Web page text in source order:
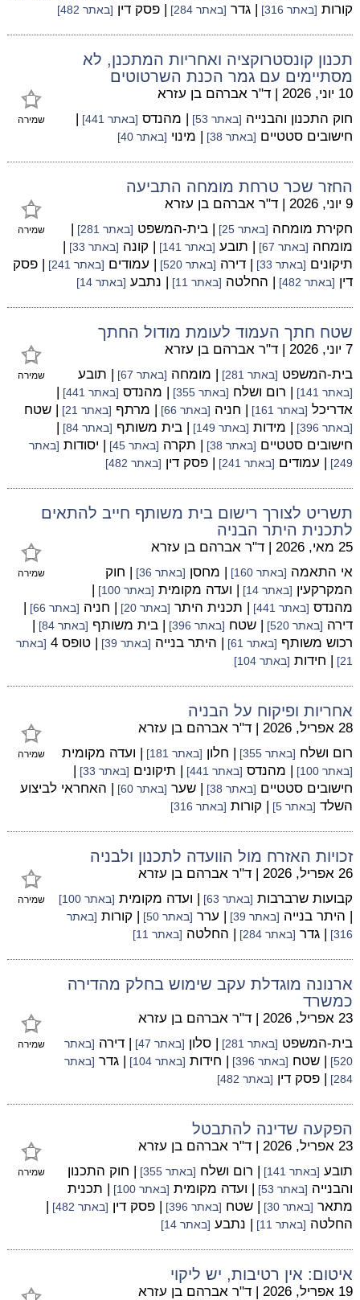
קורות [באתר 316] | גדר [באתר 284] | פסק דין [באתר 482]
תכנון קונסטרוקציה ואחריות המתכנן, לא
מסתיימים עם גמר הכנת השרטוטים
שמירה
10 יוני, 2026 | ד"ר אברהם בן עזרא
חוק התכנון והבנייה [באתר 53] | מהנדס [באתר 441]
|
חישובים סטטיים [באתר 38] | מינוי [באתר 40]
החזר שכר טרחת מומחה התביעה
שמירה
9 יוני, 2026 | ד"ר אברהם בן עזרא
חקירת מומחה [באתר 25] | בית-המשפט [באתר 281]
|
מומחה [באתר 67] | תובע [באתר 141] | קונה [באתר 33]
|
תיקונים [באתר 33] | דירה [באתר 520] | עמודים [באתר 241]
| פסק
דין [באתר 482] | החלטה [באתר 11] | נתבע [באתר 14]
שטח חתך העמוד לעומת מודול החתך
שמירה
7 יוני, 2026 | ד"ר אברהם בן עזרא
בית-המשפט [באתר 281] | מומחה [באתר 67] | תובע
[באתר 141] | רום ושלח [באתר 355] | מהנדס [באתר 441]
|
אדריכל [באתר 161] | חניה [באתר 66] | מרתף [באתר 21] | שטח
[באתר 396] | מידות [באתר 149] | בית משותף [באתר 84]
|
חישובים סטטיים [באתר 38] | תקרה [באתר 45] | יסודות [באתר
249]
| עמודים [באתר 241] | פסק דין [באתר 482]
תשריט לצורך רישום בית משותף חייב להתאים
לתכנית היתר הבניה
שמירה
25 מאי, 2026 | ד"ר אברהם בן עזרא
אי התאמה [באתר 160] | מחסן [באתר 36]
| חוק
המקרקעין [באתר 14] | ועדה מקומית [באתר 100]
|
מהנדס [באתר 441] | תכנית היתר [באתר 20] | חניה [באתר 66]
|
דירה [באתר 520] | שטח [באתר 396] | בית משותף [באתר 84]
|
רכוש משותף [באתר 61] | היתר בנייה [באתר 39] | טופס 4
[באתר
21]
| חידות [באתר 104]
אחריות ופיקוח על הבניה
שמירה
28 אפריל, 2026 | ד"ר אברהם בן עזרא
רום ושלח [באתר 355] | חלון [באתר 181] | ועדה מקומית
[באתר 100] | מהנדס [באתר 441] | תיקונים [באתר 33]
|
חישובים סטטיים [באתר 38] | שער [באתר 60]
| האחראי לביצוע
השלד [באתר 5] | קורות [באתר 316]
זכויות האזרח מול הוועדה לתכנון ולבניה
שמירה
26 אפריל, 2026 | ד"ר אברהם בן עזרא
קבועות שרברבות [באתר 63] | ועדה מקומית [באתר 100]
| היתר בנייה [באתר 39] | ערר [באתר 50] | קורות [באתר
316]
| גדר [באתר 284] | החלטה [באתר 11]
ארנונה מוגדלת עקב שימוש בחלק מהדירה
כמשרד
שמירה
23 אפריל, 2026 | ד"ר אברהם בן עזרא
בית-המשפט [באתר 281] | סלון [באתר 47] | דירה [באתר
520]
| שטח [באתר 396] | חידות [באתר 104] | גדר [באתר
284]
| פסק דין [באתר 482]
הפקעה שדינה להתבטל
שמירה
23 אפריל, 2026 | ד"ר אברהם בן עזרא
תובע [באתר 141] | רום ושלח [באתר 355]
| חוק התכנון
והבנייה [באתר 53] | ועדה מקומית [באתר 100]
| תכנית
מתאר [באתר 30] | שטח [באתר 396] | פסק דין [באתר 482]
|
החלטה [באתר 11] | נתבע [באתר 14]
איטום: אין רטיבות, יש ליקוי
19 אפריל, 2026 | ד"ר אברהם בן עזרא